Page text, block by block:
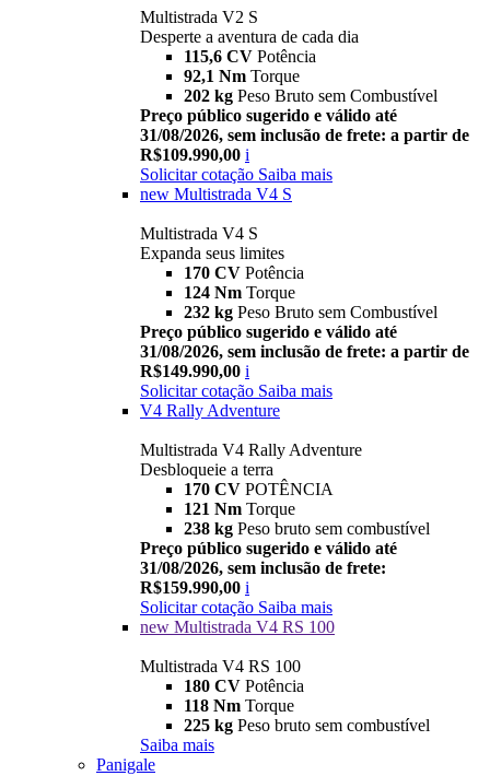
Multistrada V2 S
Desperte a aventura de cada dia
115,6 CV Potência
92,1 Nm Torque
202 kg Peso Bruto sem Combustível
Preço público sugerido e válido até
31/08/2026, sem inclusão de frete: a partir de
R$109.990,00 i
Solicitar cotação Saiba mais
new Multistrada V4 S
Multistrada V4 S
Expanda seus limites
170 CV Potência
124 Nm Torque
232 kg Peso Bruto sem Combustível
Preço público sugerido e válido até
31/08/2026, sem inclusão de frete: a partir de
R$149.990,00 i
Solicitar cotação Saiba mais
V4 Rally Adventure
Multistrada V4 Rally Adventure
Desbloqueie a terra
170 CV POTÊNCIA
121 Nm Torque
238 kg Peso bruto sem combustível
Preço público sugerido e válido até
31/08/2026, sem inclusão de frete:
R$159.990,00 i
Solicitar cotação Saiba mais
new Multistrada V4 RS 100
Multistrada V4 RS 100
180 CV Potência
118 Nm Torque
225 kg Peso bruto sem combustível
Saiba mais
Panigale